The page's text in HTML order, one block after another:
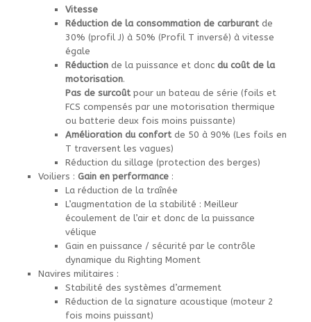
Vitesse
Réduction de la consommation de carburantde
30% (profil J) à 50% (Profil T inversé) à vitesse
égale
Réduction de la puissance et donc du coût de la
motorisation.
Pas de surcoûtpour un bateau de série (foils et
FCS compensés par une motorisation thermique
ou batterie deux fois moins puissante)
Amélioration du confortde 50 à 90% (Les foils en
T traversent les vagues)
Réduction du sillage (protection des berges)
Voiliers : Gain en performance :
La réduction de la traînée
L’augmentation de la stabilité : Meilleur
écoulement de l’air et donc de la puissance
vélique
Gain en puissance / sécurité par le contrôle
dynamique du Righting Moment
Navires militaires :
Stabilité des systèmes d’armement
Réduction de la signature acoustique (moteur 2
fois moins puissant)